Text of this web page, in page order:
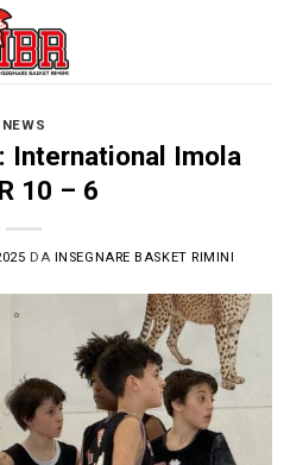
NEWS
International Imola
10 – 6
DA INSEGNARE BASKET RIMINI